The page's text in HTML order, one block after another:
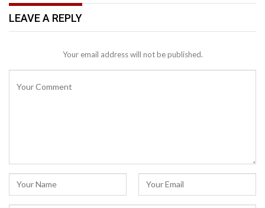
LEAVE A REPLY
Your email address will not be published.